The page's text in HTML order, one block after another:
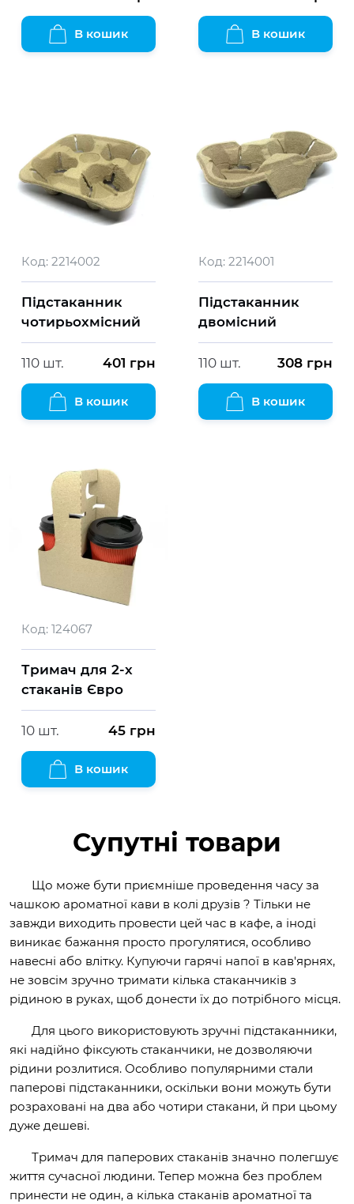
В кошик В кошик
Код: 2214002
Підстаканник
чотирьохмісний
110 шт. 401 грн
В кошик
Код: 2214001
Підстаканник
двомісний
110 шт. 308 грн
В кошик
Код: 124067
Тримач для 2-х
стаканів Євро
10 шт. 45 грн
В кошик
Супутні товари
Що може бути приємніше проведення часу за
чашкою ароматної кави в колі друзів ? Тільки не
завжди виходить провести цей час в кафе, а іноді
виникає бажання просто прогулятися, особливо
навесні або влітку. Купуючи гарячі напої в кав'ярнях,
не зовсім зручно тримати кілька стаканчиків з
рідиною в руках, щоб донести їх до потрібного місця.
Для цього використовують зручні підстаканники,
які надійно фіксують стаканчики, не дозволяючи
рідини розлитися. Особливо популярними стали
паперові підстаканники, оскільки вони можуть бути
розраховані на два або чотири стакани, й при цьому
дуже дешеві.
Тримач для паперових стаканів значно полегшує
життя сучасної людини. Тепер можна без проблем
принести не один, а кілька стаканів ароматної та